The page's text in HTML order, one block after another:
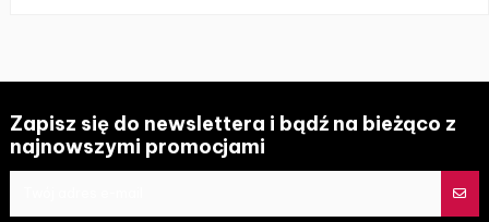
Zapisz się do newslettera i bądź na bieżąco z
najnowszymi promocjami